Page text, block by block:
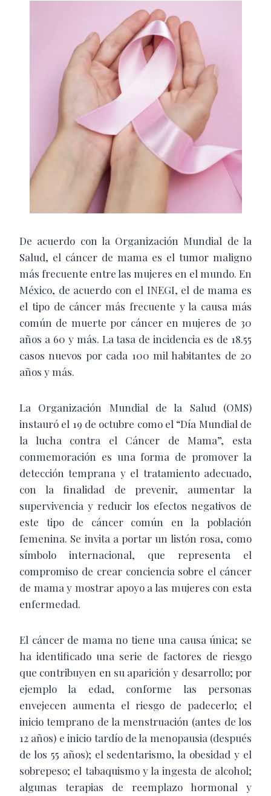
De acuerdo con la Organización Mundial de la
Salud, el cáncer de mama es el tumor maligno
más frecuente entre las mujeres en el mundo. En
México, de acuerdo con el INEGI, el de mama es
el tipo de cáncer más frecuente y la causa más
común de muerte por cáncer en mujeres de 30
años a 60 y más. La tasa de incidencia es de 18.55
casos nuevos por cada 100 mil habitantes de 20
años y más.
La Organización Mundial de la Salud (OMS)
instauró el 19 de octubre como el “Día Mundial de
la lucha contra el Cáncer de Mama”, esta
conmemoración es una forma de promover la
detección temprana y el tratamiento adecuado,
con la finalidad de prevenir, aumentar la
supervivencia y reducir los efectos negativos de
este tipo de cáncer común en la población
femenina. Se invita a portar un listón rosa, como
símbolo internacional, que representa el
compromiso de crear conciencia sobre el cáncer
de mama y mostrar apoyo a las mujeres con esta
enfermedad.
El cáncer de mama no tiene una causa única; se
ha identificado una serie de factores de riesgo
que contribuyen en su aparición y desarrollo; por
ejemplo la edad, conforme las personas
envejecen aumenta el riesgo de padecerlo; el
inicio temprano de la menstruación (antes de los
12 años) e inicio tardío de la menopausia (después
de los 55 años); el sedentarismo, la obesidad y el
sobrepeso; el tabaquismo y la ingesta de alcohol;
algunas terapias de reemplazo hormonal y